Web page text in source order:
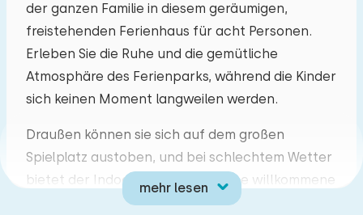
der ganzen Familie in diesem geräumigen,
freistehenden Ferienhaus für acht Personen.
Erleben Sie die Ruhe und die gemütliche
Atmosphäre des Ferienparks, während die Kinder
sich keinen Moment langweilen werden.
Draußen können sie sich auf dem großen
Spielplatz austoben, und bei schlechtem Wetter
bietet der Indoor-Spielbereich eine willkommene
Abkühlung. Abkühlung gefällig? Dann ab ins
mehr lesen
27 28 29 30 31 01
03 04 05 06 07 08
10 11 12 13 14 15
17 18 19 20 21 22 23